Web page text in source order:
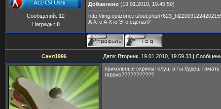
Сообщений: 12
Награды: 0
Добавлено (19.01.2010, 19.45.50)
---------------------------------------------
http://img.optizone.ru/out.php/
А Хто А Хто Это сделал?
Саня1996 Дата: Вторник, 19.01.2010, 19.59.33 |
прикольные скрины! слуш а ты будеш гамать
гаррис???????????